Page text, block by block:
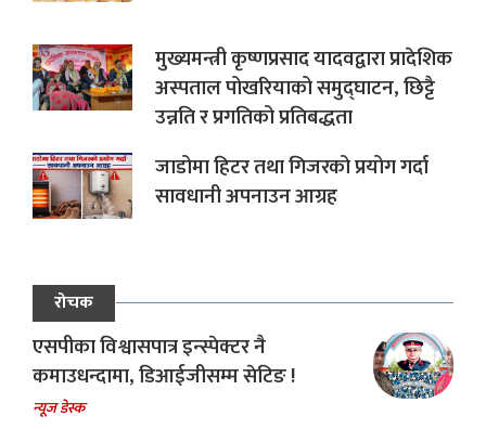
मुख्यमन्त्री कृष्णप्रसाद यादवद्वारा प्रादेशिक
अस्पताल पोखरियाको समुद्घाटन, छिट्टै
उन्नति र प्रगतिको प्रतिबद्धता
जाडोमा हिटर तथा गिजरको प्रयोग गर्दा
सावधानी अपनाउन आग्रह
रोचक
एसपीका विश्वासपात्र इन्स्पेक्टर नै
कमाउधन्दामा, डिआईजीसम्म सेटिङ !
न्यूज डेस्क